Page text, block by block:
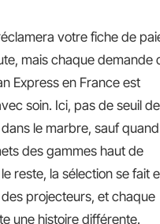
votre fiche de
mais chaque demande
Express en France est
soin. Ici, pas de seuil de
le marbre, sauf
des gammes haut de
reste, la sélection se fait
projecteurs, et chaque
une histoire différente.